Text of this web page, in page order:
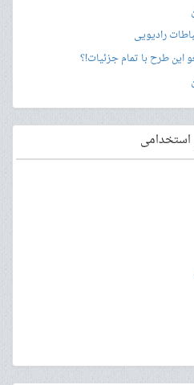
رادیویی
این طرح با تمام جزئیات!؟